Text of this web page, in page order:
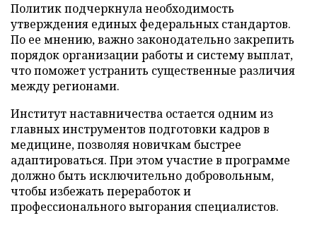
Политик подчеркнула необходимость
утверждения единых федеральных стандартов.
По ее мнению, важно законодательно закрепить
порядок организации работы и систему выплат,
что поможет устранить существенные различия
между регионами.
Институт наставничества остается одним из
главных инструментов подготовки кадров в
медицине, позволяя новичкам быстрее
адаптироваться. При этом участие в программе
должно быть исключительно добровольным,
чтобы избежать переработок и
профессионального выгорания специалистов.